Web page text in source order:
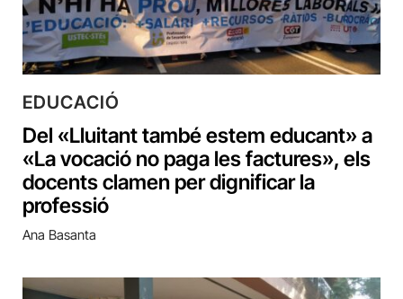
EDUCACIÓ
Del «Lluitant també estem educant» a
«La vocació no paga les factures», els
docents clamen per dignificar la
professió
Ana Basanta